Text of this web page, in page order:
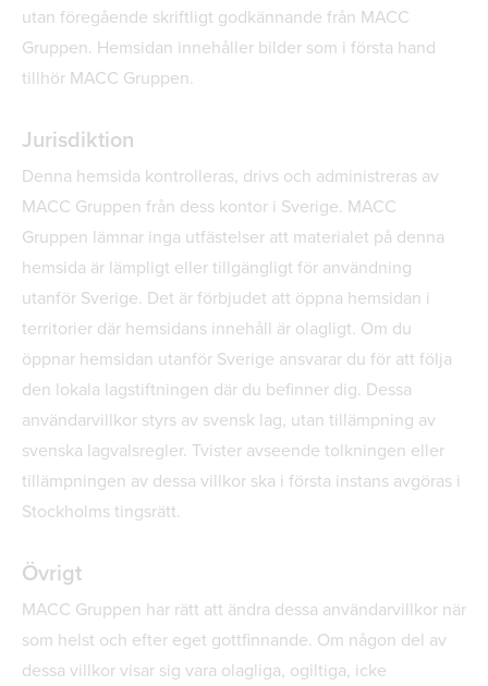
utan föregående skriftligt godkännande från MACC
Gruppen. Hemsidan innehåller bilder som i första hand
tillhör MACC Gruppen.
Jurisdiktion
Denna hemsida kontrolleras, drivs och administreras av
MACC Gruppen från dess kontor i Sverige. MACC
Gruppen lämnar inga utfästelser att materialet på denna
hemsida är lämpligt eller tillgängligt för användning
utanför Sverige. Det är förbjudet att öppna hemsidan i
territorier där hemsidans innehåll är olagligt. Om du
öppnar hemsidan utanför Sverige ansvarar du för att följa
den lokala lagstiftningen där du befinner dig. Dessa
användarvillkor styrs av svensk lag, utan tillämpning av
svenska lagvalsregler. Tvister avseende tolkningen eller
tillämpningen av dessa villkor ska i första instans avgöras i
Stockholms tingsrätt.
Övrigt
MACC Gruppen har rätt att ändra dessa användarvillkor när
som helst och efter eget gottfinnande. Om någon del av
dessa villkor visar sig vara olagliga, ogiltiga, icke